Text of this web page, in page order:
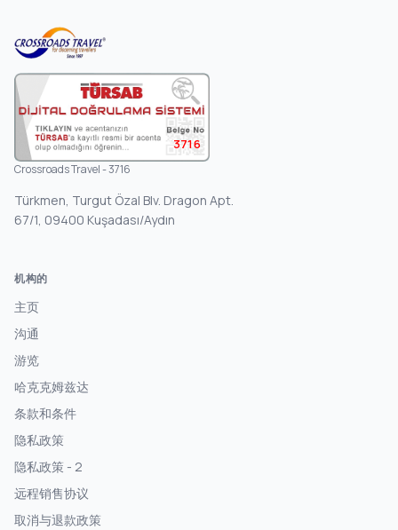
3716
Crossroads Travel - 3716
Türkmen, Turgut Özal Blv. Dragon Apt.
67/1, 09400 Kuşadası/Aydın
机构的
主页
沟通
游览
哈克克姆兹达
条款和条件
隐私政策
隐私政策 - 2
远程销售协议
取消与退款政策